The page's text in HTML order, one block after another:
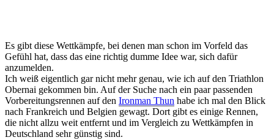
Es gibt diese Wettkämpfe, bei denen man schon im Vorfeld das
Gefühl hat, dass das eine richtig dumme Idee war, sich dafür
anzumelden.
Ich weiß eigentlich gar nicht mehr genau, wie ich auf den Triathlon
Obernai gekommen bin. Auf der Suche nach ein paar passenden
Vorbereitungsrennen auf den Ironman Thun habe ich mal den Blick
nach Frankreich und Belgien gewagt. Dort gibt es einige Rennen,
die nicht allzu weit entfernt und im Vergleich zu Wettkämpfen in
Deutschland sehr günstig sind.